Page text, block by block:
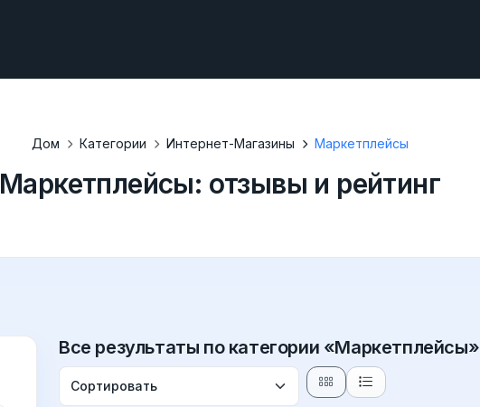
Дом Категории Интернет-Магазины Маркетплейсы
Маркетплейсы: отзывы и рейтинг
Все результаты по категории «Маркетплейсы»